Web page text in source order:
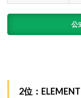
公
2位：